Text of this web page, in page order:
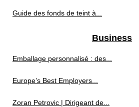
Guide des fonds de teint à...
Business
Emballage personnalisé : des...
Europe’s Best Employers...
Zoran Petrovic | Dirigeant de...